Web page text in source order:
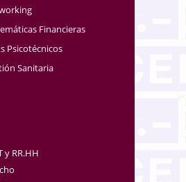
Financieras
Psicotécnicos
Sanitaria
y RR.HH